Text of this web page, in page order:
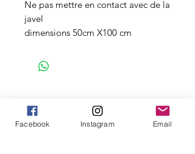
Ne pas mettre en contact avec de la
javel
dimensions 50cm X100 cm
Personnalisez à l'infini...
Découvrez également nos autres
Facebook Instagram Email